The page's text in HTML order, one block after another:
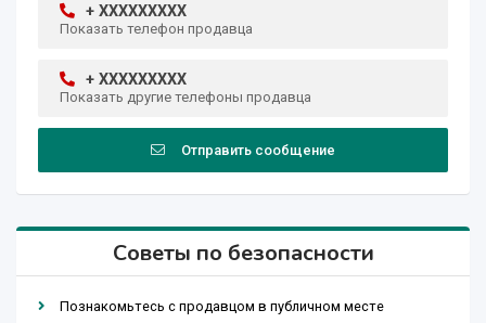
+ XXXXXXXXX
Показать телефон продавца
+ XXXXXXXXX
Показать другие телефоны продавца
Отправить сообщение
Советы по безопасности
Познакомьтесь с продавцом в публичном месте